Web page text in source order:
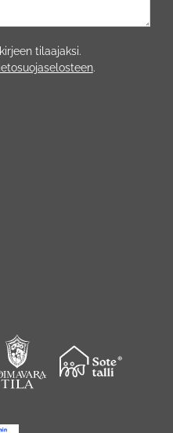
tilaajaksi.
.